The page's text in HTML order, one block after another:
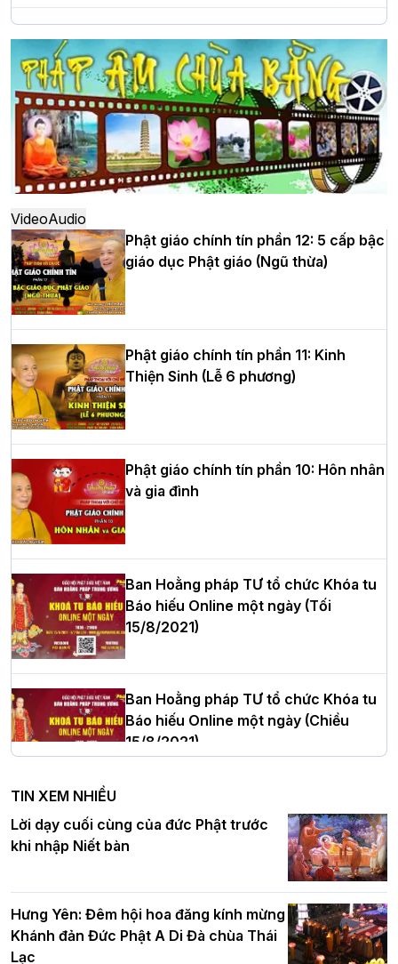
Hà Nội: Long trọng lễ khởi công xây
dựng Trung tâm văn hóa Phật giáo Thủ
đô
Hà Nội: Ngày tu học cuối cùng khép lại
khóa sinh hoạt Phật pháp mùa hè lần
thứ XIV tại chùa Bằng
Học yêu thương trong ngày tu tập thứ
tư của Khóa sinh hoạt Phật pháp mùa
hè tại chùa Bằng
HT.Thích Thọ Lạc được suy cử làm tân
Trưởng BTS GHPGVN tỉnh Nghệ An
Hòa thượng Thích Quảng Tùng tái đắc
cử Trưởng BTS GHPGVN thành phố Hải
Phòng nhiệm kỳ 2026 – 2031
Thượng tọa Thích Tâm Chính được suy
cử tân Trưởng ban Trị sự GHPGVN tỉnh
Hà Nội: Tăng Ni Trường hạ Bồ Đề trang
nghiêm tác pháp Tiền an cư PL.2570 –
DL.2026
Hà Nội
VideoAudio
Phật giáo chính tín phần 12: 5 cấp bậc
giáo dục Phật giáo (Ngũ thừa)
Phật giáo chính tín phần 11: Kinh
Thiện Sinh (Lễ 6 phương)
Phật giáo chính tín phần 10: Hôn nhân
và gia đình
Ban Hoằng pháp TƯ tổ chức Khóa tu
Báo hiếu Online một ngày (Tối
15/8/2021)
Ban Hoằng pháp TƯ tổ chức Khóa tu
Báo hiếu Online một ngày (Chiều
15/8/2021)
Ban Hoằng pháp TƯ tổ chức Khóa tu
Báo hiếu Online một ngày (Sáng
15/8/2021)
Tinh thần yêu nước của Phật giáo
TIN XEM NHIỀU
Lời dạy cuối cùng của đức Phật trước
khi nhập Niết bàn
Hưng Yên: Đêm hội hoa đăng kính mừng
Khánh đản Đức Phật A Di Đà chùa Thái
Lạc